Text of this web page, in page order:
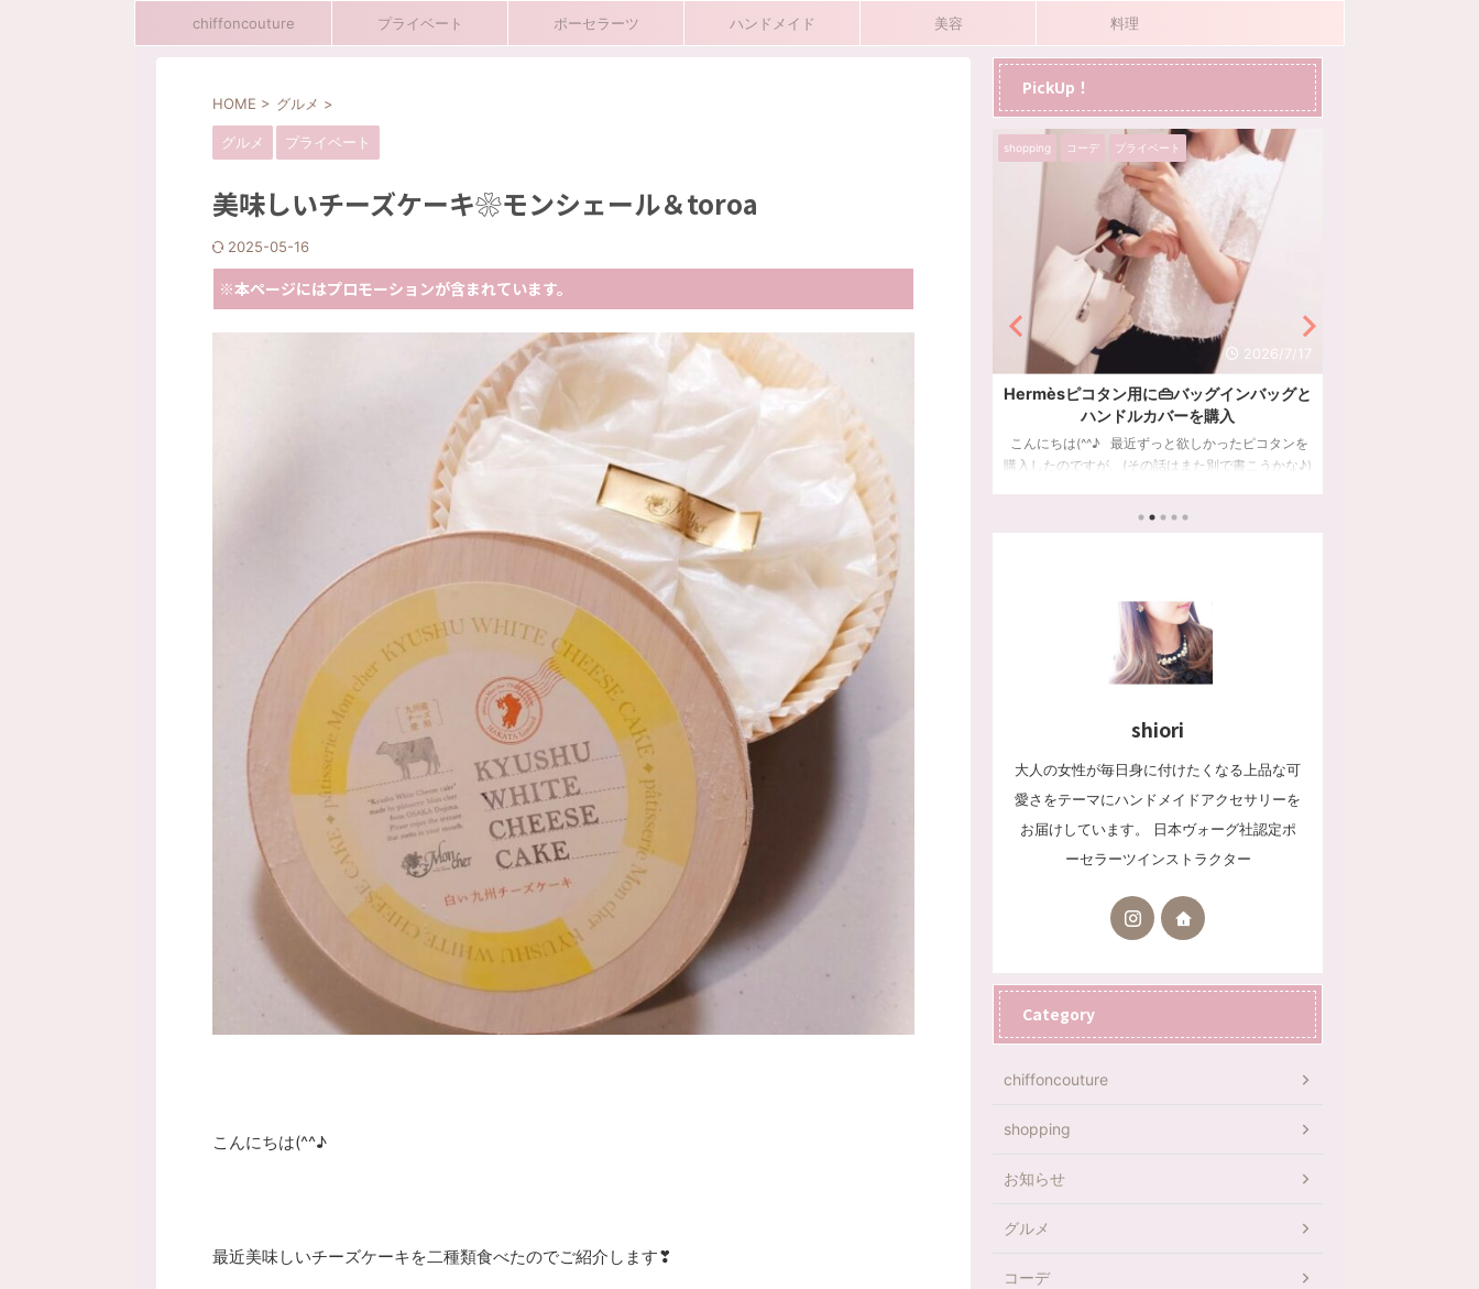
chiffoncouture プライベート ポーセラーツ ハンドメイド 美容 料理
HOME > グルメ >
グルメ プライベート
美味しいチーズケーキ❀モンシェール＆toroa
2025-05-16
※本ページにはプロモーションが含まれています。
こんにちは(^^♪
最近美味しいチーズケーキを二種類食べたのでご紹介します❣
PickUp！
プライベート
2026/6/29
ANAフライングホヌのカウチシート（ANA
COUCHii）搭乗でハワイへ🌺
ANAフライングホヌのカウチシート（ANA
COUCHii）搭乗でハワイへ行ってきました。今回は
実際利用してみての感想や機内食、機内販売につい
てご紹介しています。
最近のお気に入り❀AmiAmiのサンダルとナ
ノプラススタンダードのエコバッグ
こんにちは(^^♪ SHOPにてご注文ありがとうござ
います❀只今サマーセールもしているのでぜひご覧
くださいね🎵 今日のブログでは最近購入したサン
ダルとエコバッグが良かったのでそちらをご紹介し
ます。 Ami Ami ストラップサンダル シンプルな
サンダルを探していて楽天で見つけたこちらを購入
してみました。 口コミが良く、履きやすくて靴擦
れしないとのことでブラックを選びました。 靴擦
れしないか心配でしたが、一日 ...
shopping コーデ プライベート
2026/7/17
Hermèsピコタン用に👜バッグインバッグと
ハンドルカバーを購入
こんにちは(^^♪ 最近ずっと欲しかったピコタンを
購入したのですが、(その話はまた別で書こうかな♪)
らを購入しました。 &n ...
shiori
大人の女性が毎日身に付けたくなる上品な可
愛さをテーマにハンドメイドアクセサリーを
お届けしています。 日本ヴォーグ社認定ポ
ーセラーツインストラクター
Category
chiffoncouture
shopping
お知らせ
グルメ
コーデ